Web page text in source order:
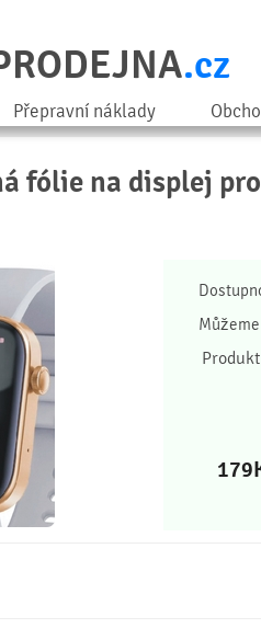
.cz
Přepravní náklady
fólie na displej
179